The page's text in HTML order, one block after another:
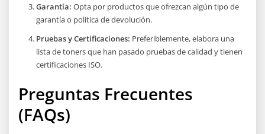
Garantía: Opta por productos que ofrezcan algún tipo de
garantía o política de devolución.
Pruebas y Certificaciones: Preferiblemente, elabora una
lista de toners que han pasado pruebas de calidad y tienen
certificaciones ISO.
Preguntas Frecuentes
(FAQs)